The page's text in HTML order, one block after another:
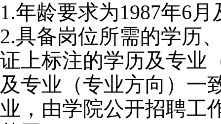
1.年龄要求为1987年6
2.具备岗位所需的学历
证上标注的学历及专业
及专业（专业方向）一
业，由学院公开招聘工